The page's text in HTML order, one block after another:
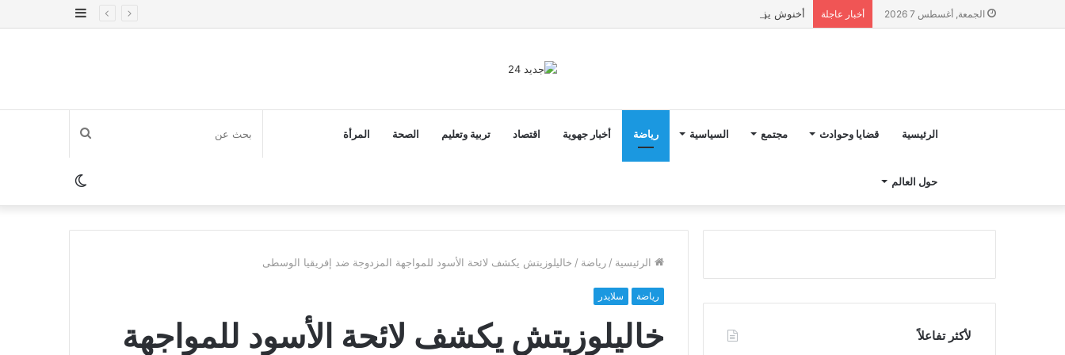
الجمعة, أغسطس 7 2026 أخبار عاجلة أخنوش يؤكد في المذكرة التوجيهية حول ميزانية 2027 أن ثوابت العدالة الاجتماعية والمجالية خيار استراتيجي للبلاد
إضافة
الرئيسية قضايا وحوادث مجتمع السياسية رياضة أخبار جهوية اقتصاد تربية وتعليم الصحة المرأة
حول العالم
بحث
عنالوضع
المظلم
الرئيسية / رياضة / خاليلوزيتش يكشف لائحة الأسود للمواجهة المزدوجة ضد إفريقيا الوسطى
رياضة سلايدر
خاليلوزيتش يكشف لائحة الأسود للمواجهة
لأكثر تفاعلاً